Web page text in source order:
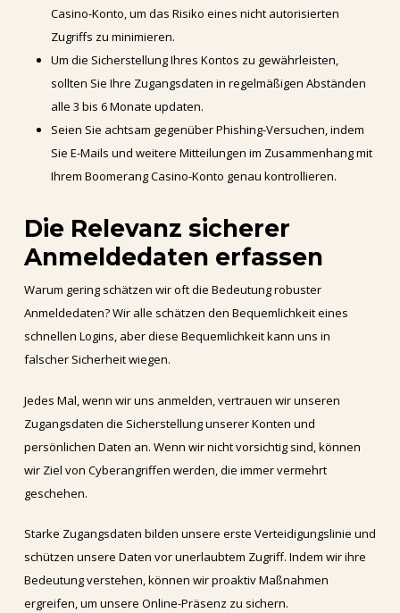
Casino-Konto, um das Risiko eines nicht autorisierten
Zugriffs zu minimieren.
Um die Sicherstellung Ihres Kontos zu gewährleisten,
sollten Sie Ihre Zugangsdaten in regelmäßigen Abständen
alle 3 bis 6 Monate updaten.
Seien Sie achtsam gegenüber Phishing-Versuchen, indem
Sie E-Mails und weitere Mitteilungen im Zusammenhang mit
Ihrem Boomerang Casino-Konto genau kontrollieren.
Die Relevanz sicherer
Anmeldedaten erfassen
Warum gering schätzen wir oft die Bedeutung robuster
Anmeldedaten? Wir alle schätzen den Bequemlichkeit eines
schnellen Logins, aber diese Bequemlichkeit kann uns in
falscher Sicherheit wiegen.
Jedes Mal, wenn wir uns anmelden, vertrauen wir unseren
Zugangsdaten die Sicherstellung unserer Konten und
persönlichen Daten an. Wenn wir nicht vorsichtig sind, können
wir Ziel von Cyberangriffen werden, die immer vermehrt
geschehen.
Starke Zugangsdaten bilden unsere erste Verteidigungslinie und
schützen unsere Daten vor unerlaubtem Zugriff. Indem wir ihre
Bedeutung verstehen, können wir proaktiv Maßnahmen
ergreifen, um unsere Online-Präsenz zu sichern.